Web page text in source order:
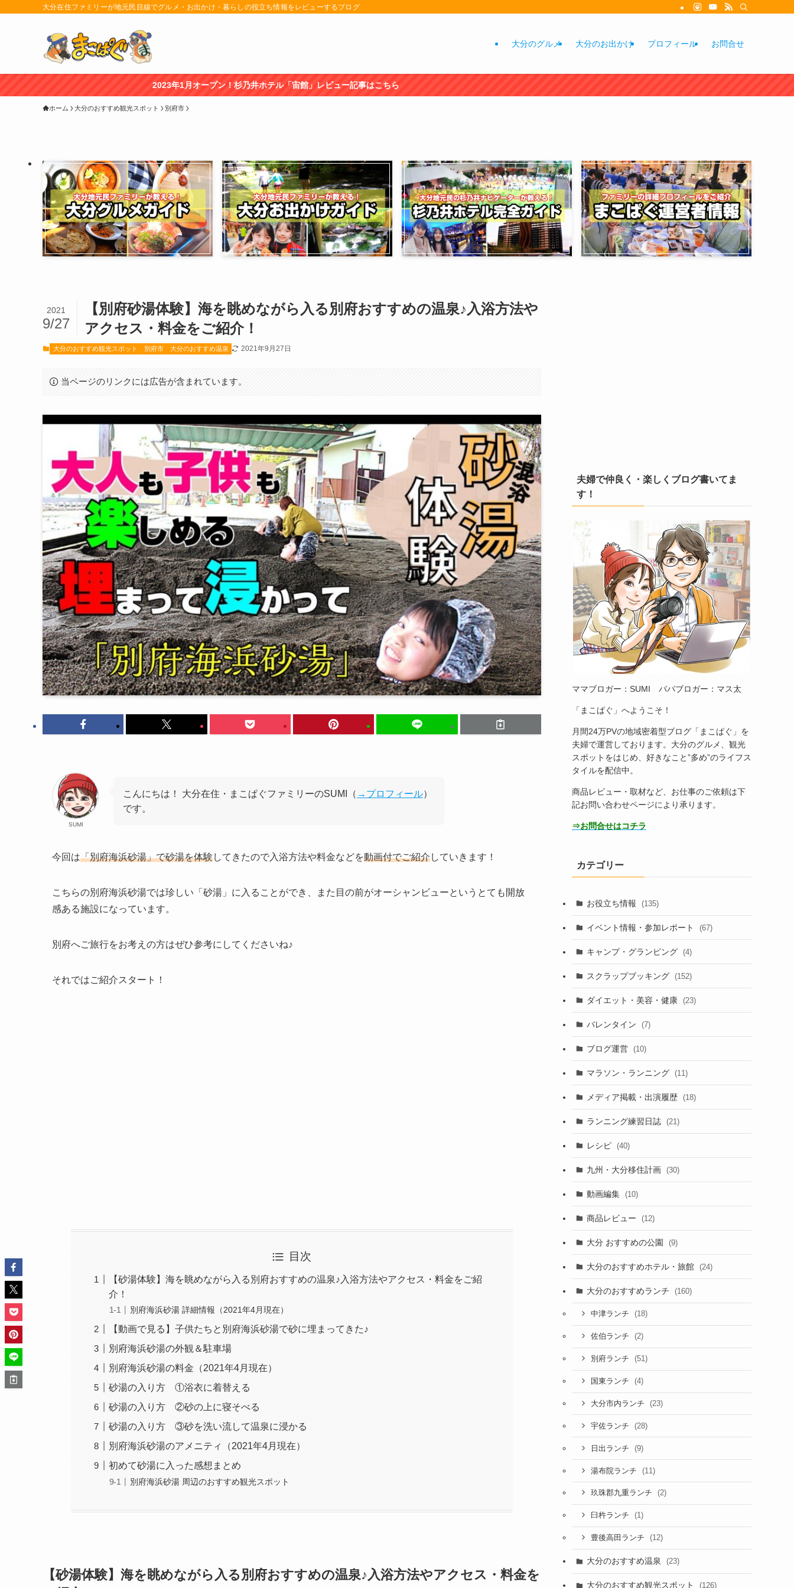
大分在住ファミリーが地元民目線でグルメ・お出かけ・暮らしの役立ち情報をレビューするブログ
大分のグルメ 大分のお出かけ プロフィール お問合せ
2023年1月オープン！杉乃井ホテル「宙館」レビュー記事はこちら
ホーム 大分のおすすめ観光スポット 別府市
【別府砂湯体験】海を眺めながら入る別府おすすめの温泉♪入浴方法や
アクセス・料金をご紹介！
2021
9/27
大分のおすすめ観光スポット 別府市 大分のおすすめ温泉 2021年9月27日
当ページのリンクには広告が含まれています。
SUMI
こんにちは！ 大分在住・まこぱぐファミリーのSUMI（ →プロフィール）
です。
今回は「別府海浜砂湯」で砂湯を体験してきたので入浴方法や料金などを動画付でご紹介していきます！
こちらの別府海浜砂湯では珍しい「砂湯」に入ることができ、また目の前がオーシャンビューというとても開放
感ある施設になっています。
別府へご旅行をお考えの方はぜひ参考にしてくださいね♪
それではご紹介スタート！
目次
【砂湯体験】海を眺めながら入る別府おすすめの温泉♪入浴方法やアクセス・料金をご紹
介！
別府海浜砂湯 詳細情報（2021年4月現在）
【動画で見る】子供たちと別府海浜砂湯で砂に埋まってきた♪
別府海浜砂湯の外観＆駐車場
別府海浜砂湯の料金（2021年4月現在）
砂湯の入り方 ①浴衣に着替える
砂湯の入り方 ②砂の上に寝そべる
砂湯の入り方 ③砂を洗い流して温泉に浸かる
別府海浜砂湯のアメニティ（2021年4月現在）
初めて砂湯に入った感想まとめ
別府海浜砂湯 周辺のおすすめ観光スポット
【砂湯体験】海を眺めながら入る別府おすすめの温泉♪入浴方法やアクセス・料金を
夫婦で仲良く・楽しくブログ書いてま
す！
ママブロガー：SUMI パパブロガー：マス太
「まこぱぐ」へようこそ！
月間24万PVの地域密着型ブログ「まこぱぐ」を
夫婦で運営しております。大分のグルメ、観光
スポットをはじめ、好きなこと”多め”のライフス
タイルを配信中。
商品レビュー・取材など、お仕事のご依頼は下
記お問い合わせページにより承ります。
⇒お問合せはコチラ
カテゴリー
お役立ち情報 (135)
イベント情報・参加レポート (67)
キャンプ・グランピング (4)
スクラップブッキング (152)
ダイエット・美容・健康 (23)
バレンタイン (7)
ブログ運営 (10)
マラソン・ランニング (11)
メディア掲載・出演履歴 (18)
ランニング練習日誌 (21)
レシピ (40)
九州・大分移住計画 (30)
動画編集 (10)
商品レビュー (12)
大分 おすすめの公園 (9)
大分のおすすめホテル・旅館 (24)
大分のおすすめランチ (160)
中津ランチ (18)
佐伯ランチ (2)
別府ランチ (51)
国東ランチ (4)
大分市内ランチ (23)
宇佐ランチ (28)
日出ランチ (9)
湯布院ランチ (11)
玖珠郡九重ランチ (2)
臼杵ランチ (1)
豊後高田ランチ (12)
大分のおすすめ温泉 (23)
大分のおすすめ観光スポット (126)